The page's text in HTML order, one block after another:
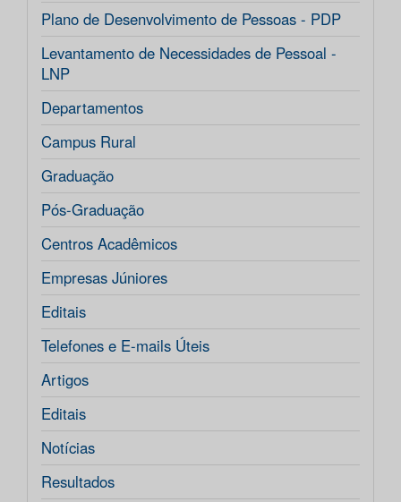
Plano de Desenvolvimento de Pessoas - PDP
Levantamento de Necessidades de Pessoal -
LNP
Departamentos
Campus Rural
Graduação
Pós-Graduação
Centros Acadêmicos
Empresas Júniores
Editais
Telefones e E-mails Úteis
Artigos
Editais
Notícias
Resultados